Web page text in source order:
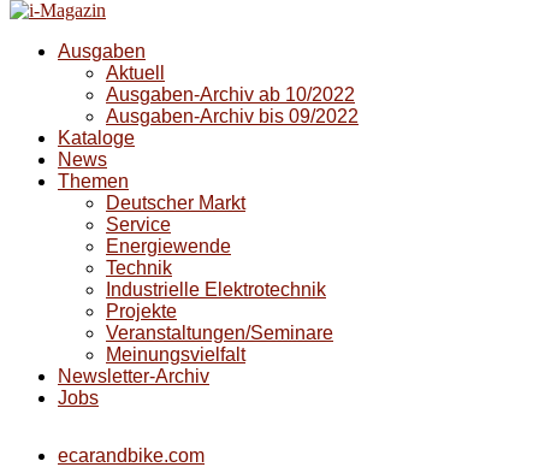
Ausgaben
Aktuell
Ausgaben-Archiv ab 10/2022
Ausgaben-Archiv bis 09/2022
Kataloge
News
Themen
Deutscher Markt
Service
Energiewende
Technik
Industrielle Elektrotechnik
Projekte
Veranstaltungen/Seminare
Meinungsvielfalt
Newsletter-Archiv
Jobs
ecarandbike.com